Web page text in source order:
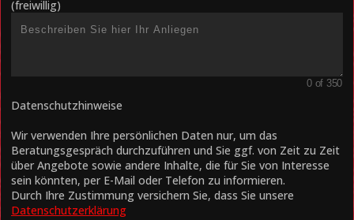
(freiwillig)
0 of 350
Datenschutzhinweise
Wir verwenden Ihre persönlichen Daten nur, um das
Beratungsgespräch durchzuführen und Sie ggf. von Zeit zu Zeit
über Angebote sowie andere Inhalte, die für Sie von Interesse
sein könnten, per E-Mail oder Telefon zu informieren.
Durch Ihre Zustimmung versichern Sie, dass Sie unsere
Datenschutzerklärung